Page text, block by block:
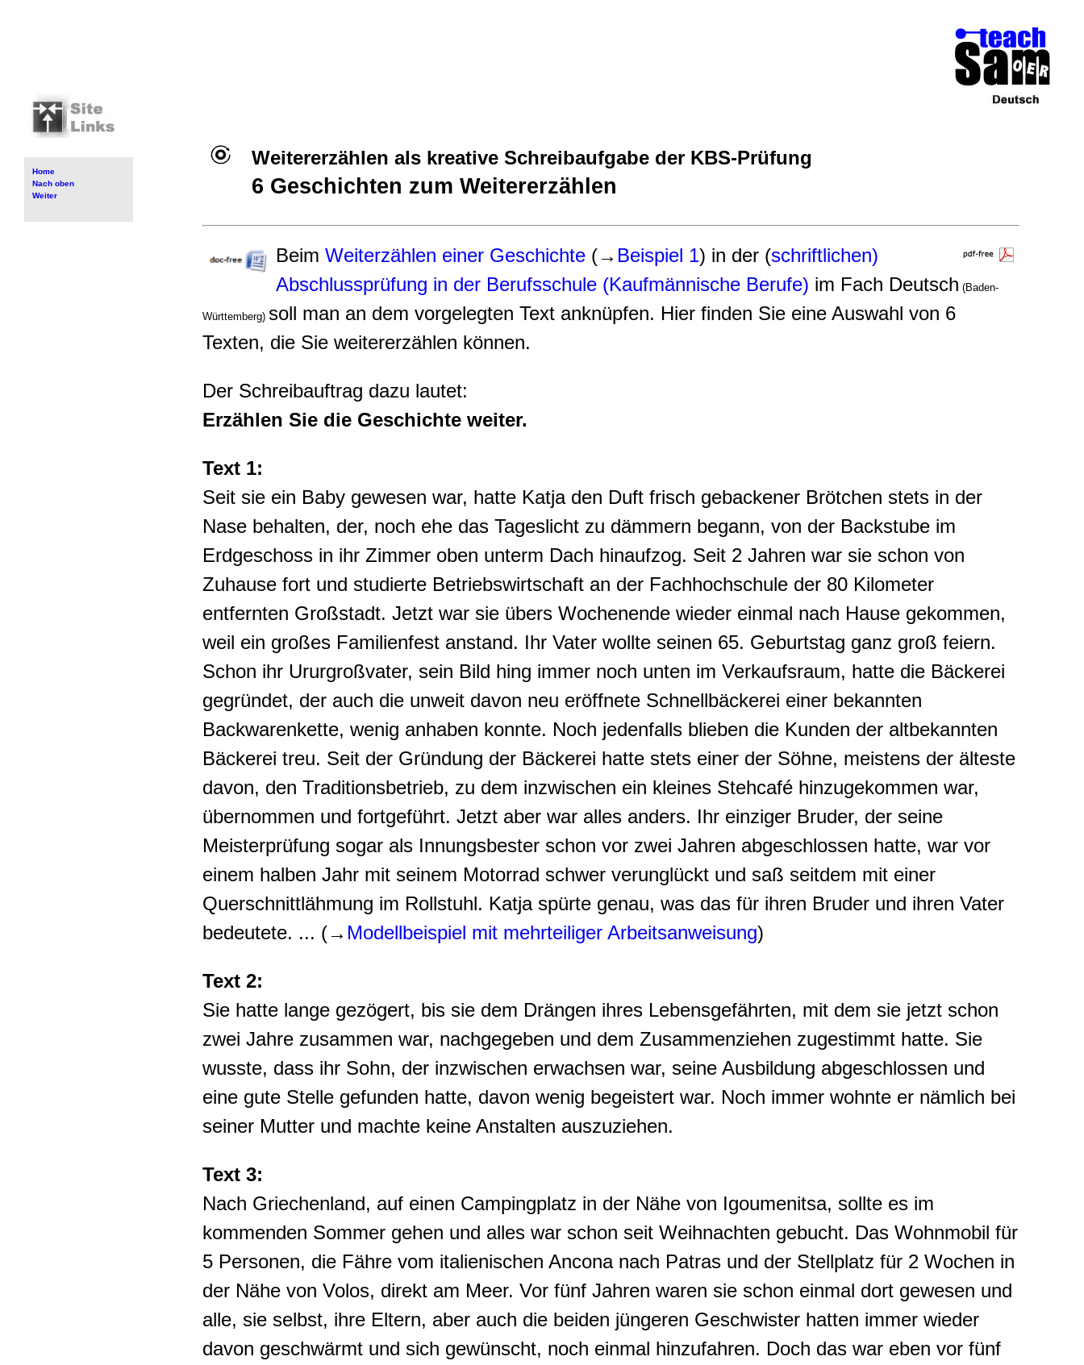
Home
Nach oben
Weiter
Weitererzählen als kreative Schreibaufgabe der KBS-Prüfung
6 Geschichten zum Weitererzählen
Beim Weiterzählen einer Geschichte (→ Beispiel 1) in der (schriftlichen)
Abschlussprüfung in der Berufsschule (Kaufmännische Berufe) im Fach Deutsch (Baden-
Württemberg) soll man an dem vorgelegten Text anknüpfen. Hier finden Sie eine Auswahl von 6
Texten, die Sie weitererzählen können.
Der Schreibauftrag dazu lautet:
Erzählen Sie die Geschichte weiter.
Text 1:
Seit sie ein Baby gewesen war, hatte Katja den Duft frisch gebackener Brötchen stets in der
Nase behalten, der, noch ehe das Tageslicht zu dämmern begann, von der Backstube im
Erdgeschoss in ihr Zimmer oben unterm Dach hinaufzog. Seit 2 Jahren war sie schon von
Zuhause fort und studierte Betriebswirtschaft an der Fachhochschule der 80 Kilometer
entfernten Großstadt. Jetzt war sie übers Wochenende wieder einmal nach Hause gekommen,
weil ein großes Familienfest anstand. Ihr Vater wollte seinen 65. Geburtstag ganz groß feiern.
Schon ihr Ururgroßvater, sein Bild hing immer noch unten im Verkaufsraum, hatte die Bäckerei
gegründet, der auch die unweit davon neu eröffnete Schnellbäckerei einer bekannten
Backwarenkette, wenig anhaben konnte. Noch jedenfalls blieben die Kunden der altbekannten
Bäckerei treu. Seit der Gründung der Bäckerei hatte stets einer der Söhne, meistens der älteste
davon, den Traditionsbetrieb, zu dem inzwischen ein kleines Stehcafé hinzugekommen war,
übernommen und fortgeführt. Jetzt aber war alles anders. Ihr einziger Bruder, der seine
Meisterprüfung sogar als Innungsbester schon vor zwei Jahren abgeschlossen hatte, war vor
einem halben Jahr mit seinem Motorrad schwer verunglückt und saß seitdem mit einer
Querschnittlähmung im Rollstuhl. Katja spürte genau, was das für ihren Bruder und ihren Vater
bedeutete. ... (→ Modellbeispiel mit mehrteiliger Arbeitsanweisung)
Text 2:
Sie hatte lange gezögert, bis sie dem Drängen ihres Lebensgefährten, mit dem sie jetzt schon
zwei Jahre zusammen war, nachgegeben und dem Zusammenziehen zugestimmt hatte. Sie
wusste, dass ihr Sohn, der inzwischen erwachsen war, seine Ausbildung abgeschlossen und
eine gute Stelle gefunden hatte, davon wenig begeistert war. Noch immer wohnte er nämlich bei
seiner Mutter und machte keine Anstalten auszuziehen.
Text 3:
Nach Griechenland, auf einen Campingplatz in der Nähe von Igoumenitsa, sollte es im
kommenden Sommer gehen und alles war schon seit Weihnachten gebucht. Das Wohnmobil für
5 Personen, die Fähre vom italienischen Ancona nach Patras und der Stellplatz für 2 Wochen in
der Nähe von Volos, direkt am Meer. Vor fünf Jahren waren sie schon einmal dort gewesen und
alle, sie selbst, ihre Eltern, aber auch die beiden jüngeren Geschwister hatten immer wieder
davon geschwärmt und sich gewünscht, noch einmal hinzufahren. Doch das war eben vor fünf